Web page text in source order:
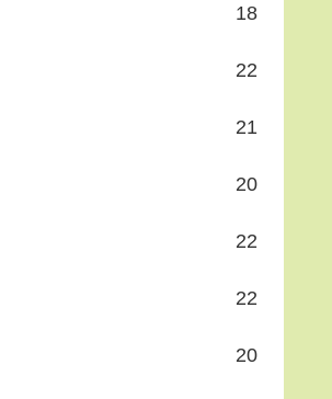
18
22
21
20
22
22
20